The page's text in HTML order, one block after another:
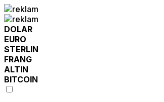
DOLAR
EURO
STERLIN
FRANG
ALTIN
BITCOIN